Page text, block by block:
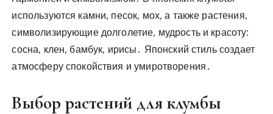
используются камни‚ песок‚ мох‚ а также растения‚
символизирующие долголетие‚ мудрость и красоту:
сосна‚ клен‚ бамбук‚ ирисы․ Японский стиль создает
атмосферу спокойствия и умиротворения․
Выбор растений для клумбы